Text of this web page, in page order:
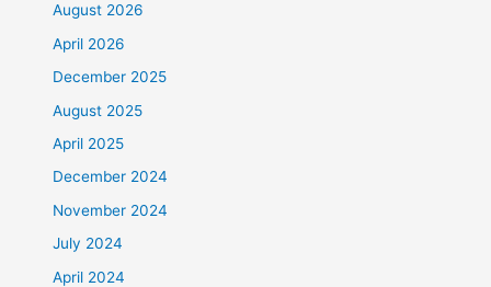
August 2026
April 2026
December 2025
August 2025
April 2025
December 2024
November 2024
July 2024
April 2024